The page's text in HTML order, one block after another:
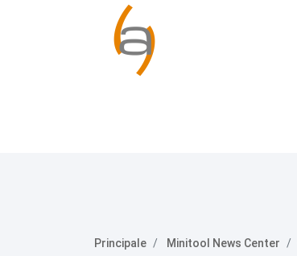
Principale Minitool News Center